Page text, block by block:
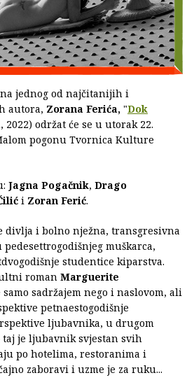
jednog od najčitanijih i
autora, Zorana Ferića, "Dok
2022) održat će se u utorak 22.
pogonu Tvornica Kulture
Jagna Pogačnik, Drago
i Zoran Ferić.
divlja i bolno nježna, transgresivna
muškarca,
studentice kiparstva.
roman Marguerite
sadržajem nego i naslovom, ali
petnaestogodišnje
ljubavnika, u drugom
je ljubavnik svjestan svih
po hotelima, restoranima i
zaboravi i uzme je za ruku...